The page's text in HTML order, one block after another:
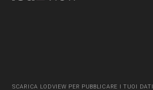
SCARICA LODVIEW PER PUBBLICARE I TUOI DATI